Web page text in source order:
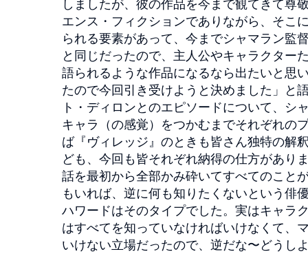
しましたが、彼の作品を今まで観てきて尊
エンス・フィクションでありながら、そこ
られる要素があって、今までシャマラン監
と同じだったので、主人公やキャラクター
語られるような作品になるなら出たいと思
たので今回引き受けようと決めました」と
ト・ディロンとのエピソードについて、シ
キャラ（の感覚）をつかむまでそれぞれの
ば『ヴィレッジ』のときも皆さん独特の解
ども、今回も皆それぞれ納得の仕方があり
話を最初から全部かみ砕いてすべてのこと
もいれば、逆に何も知りたくないという俳
ハワードはそのタイプでした。実はキャラ
はすべてを知っていなければいけなくて、
いけない立場だったので、逆だな〜どうし